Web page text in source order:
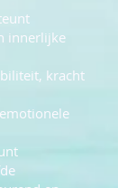
innerlijke
kracht